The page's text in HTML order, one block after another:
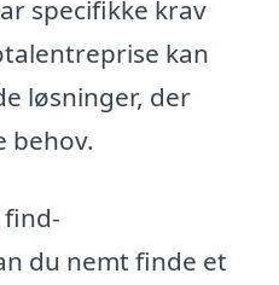
specifikke krav
kan
løsninger, der
behov.
du nemt finde et